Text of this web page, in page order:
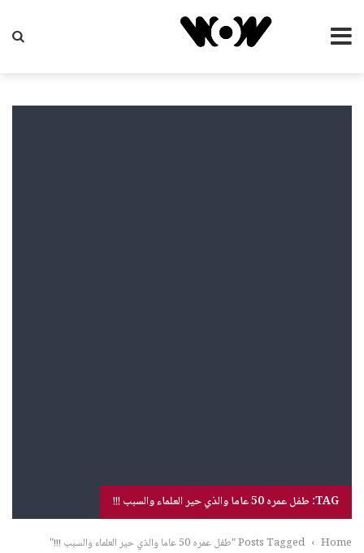
TAG: طفل عمره 50 عاما والذي حير العلماء والسبب !!!
Home
› Posts Tagged "طفل عمره 50 عاما والذي حير العلماء والسبب !!!"